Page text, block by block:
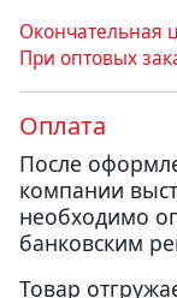
Окончательная
При оптовых
Оплата
После
компании
необходимо
банковским
Товар